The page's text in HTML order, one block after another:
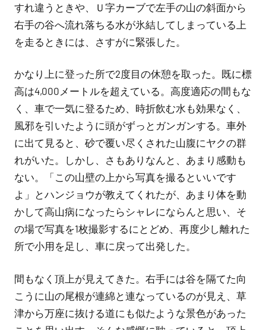
すれ違うときや、Ｕ字カーブで左手の山の斜面から
右手の谷へ流れ落ちる水が氷結してしまっている上
を走るときには、さすがに緊張した。
かなり上に登った所で2度目の休憩を取った。既に標
高は4,000メートルを超えている。高度適応の間もな
く、車で一気に登るため、時折飲む水も効果なく、
風邪を引いたように頭がずっとガンガンする。車外
に出て見ると、砂で覆い尽くされた山腹にヤクの群
れがいた。しかし、さもありなんと、あまり感動も
ない。「この山壁の上から写真を撮るといいです
よ」とハンジョウが教えてくれたが、あまり体を動
かして高山病になったらシャレにならんと思い、そ
の場で写真を1枚撮影するにとどめ、再度少し離れた
所で小用を足し、車に戻って出発した。
間もなく頂上が見えてきた。右手には谷を隔てた向
こうに山の尾根が連綿と連なっているのが見え、草
津から万座に抜ける道にも似たような景色があった